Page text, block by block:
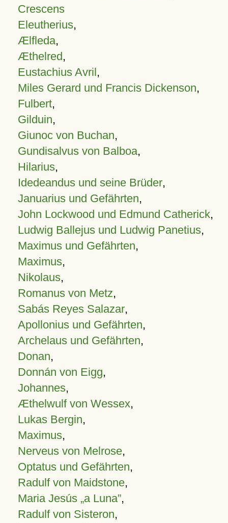
Crescens
Eleutherius,
Ælfleda,
Æthelred,
Eustachius Avril,
Miles Gerard und Francis Dickenson,
Fulbert,
Gilduin,
Giunoc von Buchan,
Gundisalvus von Balboa,
Hilarius,
Idedeandus und seine Brüder,
Januarius und Gefährten,
John Lockwood und Edmund Catherick,
Ludwig Ballejus und Ludwig Panetius,
Maximus und Gefährten,
Maximus,
Nikolaus,
Romanus von Metz,
Sabás Reyes Salazar,
Apollonius und Gefährten,
Archelaus und Gefährten,
Donan,
Donnán von Eigg,
Johannes,
Æthelwulf von Wessex,
Lukas Bergin,
Maximus,
Nerveus von Melrose,
Optatus und Gefährten,
Radulf von Maidstone,
Maria Jesús „a Luna”,
Radulf von Sisteron,